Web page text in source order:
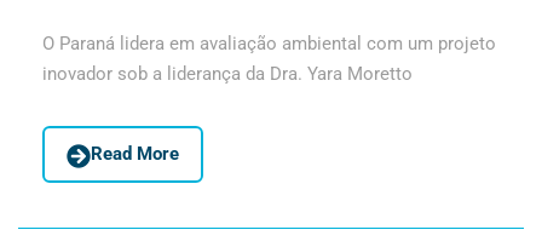
O Paraná lidera em avaliação ambiental com um projeto
inovador sob a liderança da Dra. Yara Moretto
Read More